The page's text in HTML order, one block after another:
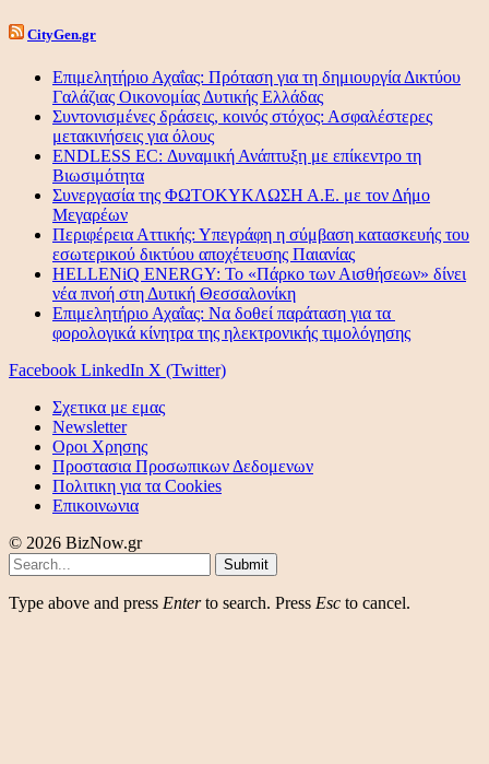
CityGen.gr
Επιμελητήριο Αχαΐας: Πρόταση για τη δημιουργία Δικτύου
Γαλάζιας Οικονομίας Δυτικής Ελλάδας
Συντονισμένες δράσεις, κοινός στόχος: Ασφαλέστερες
μετακινήσεις για όλους
ENDLESS EC: Δυναμική Ανάπτυξη με επίκεντρο τη
Βιωσιμότητα
Συνεργασία της ΦΩΤΟΚΥΚΛΩΣΗ Α.Ε. με τον Δήμο
Μεγαρέων
Περιφέρεια Αττικής: Υπεγράφη η σύμβαση κατασκευής του
εσωτερικού δικτύου αποχέτευσης Παιανίας
HELLENiQ ENERGY: Το «Πάρκο των Αισθήσεων» δίνει
νέα πνοή στη Δυτική Θεσσαλονίκη
Επιμελητήριο Αχαΐας: Να δοθεί παράταση για τα
φορολογικά κίνητρα της ηλεκτρονικής τιμολόγησης
Facebook LinkedIn X (Twitter)
Σχετικα με εμας
Newsletter
Οροι Χρησης
Προστασια Προσωπικων Δεδομενων
Πολιτικη για τα Cookies
Επικοινωνια
© 2026 BizNow.gr
Submit
Type above and press Enterto search. Press Esc to cancel.